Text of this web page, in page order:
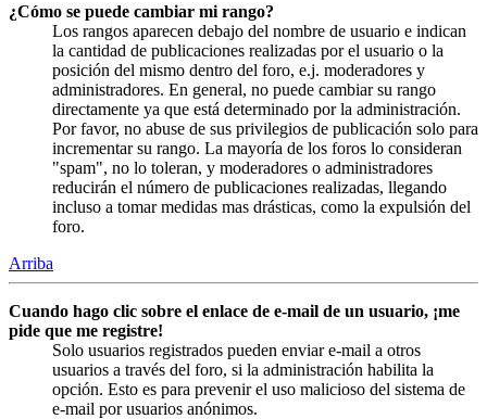
¿Cómo se puede cambiar mi rango?
Los rangos aparecen debajo del nombre de usuario e indican
la cantidad de publicaciones realizadas por el usuario o la
posición del mismo dentro del foro, e.j. moderadores y
administradores. En general, no puede cambiar su rango
directamente ya que está determinado por la administración.
Por favor, no abuse de sus privilegios de publicación solo para
incrementar su rango. La mayoría de los foros lo consideran
"spam", no lo toleran, y moderadores o administradores
reducirán el número de publicaciones realizadas, llegando
incluso a tomar medidas mas drásticas, como la expulsión del
foro.
Arriba
Cuando hago clic sobre el enlace de e-mail de un usuario, ¡me
pide que me registre!
Solo usuarios registrados pueden enviar e-mail a otros
usuarios a través del foro, si la administración habilita la
opción. Esto es para prevenir el uso malicioso del sistema de
e-mail por usuarios anónimos.